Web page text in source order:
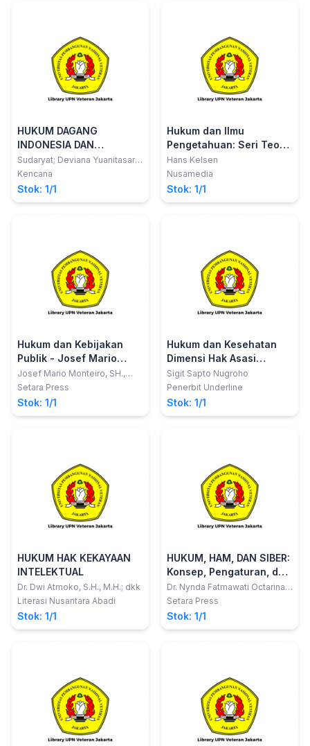
HUKUM DAGANG
INDONESIA DAN
PERKEMBANGANNYA
Sudaryat; Deviana Yuanitasari;
Rafan Darodjat
Kencana
Stok: 1/1
Hukum dan Ilmu
Pengetahuan: Seri Teori
Hukum Murni
Hans Kelsen
Nusamedia
Stok: 1/1
Hukum dan Kebijakan
Publik - Josef Mario
Monteiro
Josef Mario Monteiro, SH.,
S.I.P., M.H.
Setara Press
Stok: 1/1
Hukum dan Kesehatan
Dimensi Hak Asasi
Manusia
Sigit Sapto Nugroho
Penerbit Underline
Stok: 1/1
HUKUM HAK KEKAYAAN
INTELEKTUAL
Dr. Dwi Atmoko, S.H., M.H.; dkk
Literasi Nusantara Abadi
Stok: 1/1
HUKUM, HAM, DAN SIBER:
Konsep, Pengaturan, dan
Pelanggaran di Media
Sosial
Dr. Nynda Fatmawati Octarina,
S.H., M.H.
Setara Press
Stok: 1/1